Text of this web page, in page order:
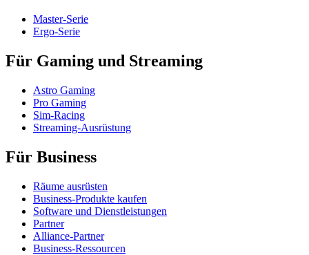
Master-Serie
Ergo-Serie
Für Gaming und Streaming
Astro Gaming
Pro Gaming
Sim-Racing
Streaming-Ausrüstung
Für Business
Räume ausrüsten
Business-Produkte kaufen
Software und Dienstleistungen
Partner
Alliance-Partner
Business-Ressourcen